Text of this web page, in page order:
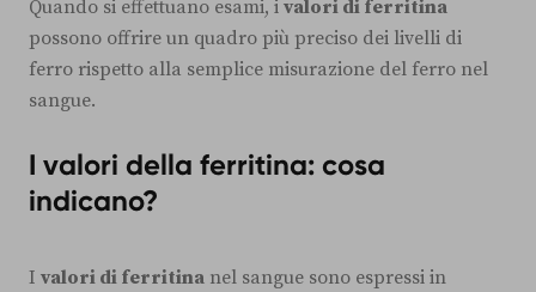
Quando si effettuano esami, i valori di ferritina
possono offrire un quadro più preciso dei livelli di
ferro rispetto alla semplice misurazione del ferro nel
sangue.
I valori della ferritina: cosa
indicano?
I valori di ferritina nel sangue sono espressi in